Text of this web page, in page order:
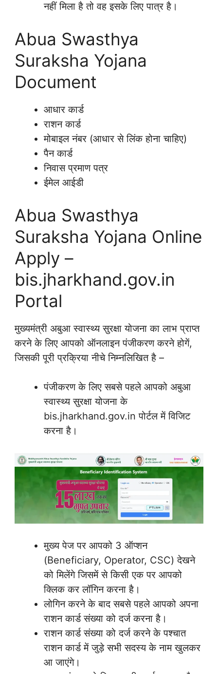
नहीं मिला है तो वह इसके लिए पात्र है।
Abua Swasthya
Suraksha Yojana
Document
आधार कार्ड
राशन कार्ड
मोबाइल नंबर (आधार से लिंक होना चाहिए)
पैन कार्ड
निवास प्रमाण पत्र
ईमेल आईडी
Abua Swasthya
Suraksha Yojana Online
Apply –
bis.jharkhand.gov.in
Portal
मुख्यमंत्री अबुआ स्वास्थ्य सुरक्षा योजना का लाभ प्राप्त
करने के लिए आपको ऑनलाइन पंजीकरण करने होगें,
जिसकी पूरी प्रक्रिया नीचे निम्नलिखित है –
पंजीकरण के लिए सबसे पहले आपको अबुआ
स्वास्थ्य सुरक्षा योजना के
bis.jharkhand.gov.in पोर्टल में विजिट
करना है।
मुख्य पेज पर आपको 3 ऑप्शन
(Beneficiary, Operator, CSC) देखने
को मिलेंगे जिसमें से किसी एक पर आपको
क्लिक कर लॉगिन करना है।
लोगिन करने के बाद सबसे पहले आपको अपना
राशन कार्ड संख्या को दर्ज करना है।
राशन कार्ड संख्या को दर्ज करने के पश्चात
राशन कार्ड में जुड़े सभी सदस्य के नाम खुलकर
आ जाएंगे।